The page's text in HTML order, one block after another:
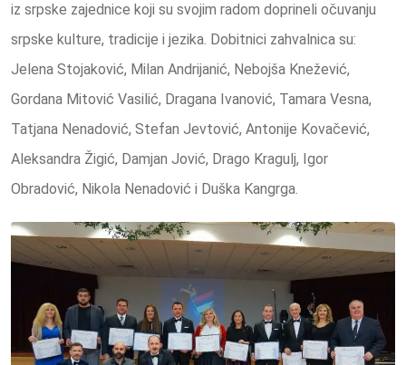
iz srpske zajednice koji su svojim radom doprineli očuvanju
srpske kulture, tradicije i jezika. Dobitnici zahvalnica su:
Jelena Stojaković, Milan Andrijanić, Nebojša Knežević,
Gordana Mitović Vasilić, Dragana Ivanović, Tamara Vesna,
Tatjana Nenadović, Stefan Jevtović, Antonije Kovačević,
Aleksandra Žigić, Damjan Jović, Drago Kragulj, Igor
Obradović, Nikola Nenadović i Duška Kangrga.